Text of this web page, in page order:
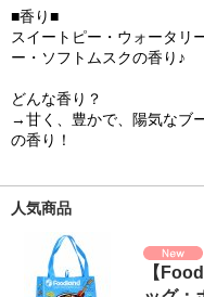
■香り■
スイートピー・ウォータリ
ー・ソフトムスクの香り♪
どんな香り？
→甘く、豊かで、陽気なブ
の香り！
人気商品
【